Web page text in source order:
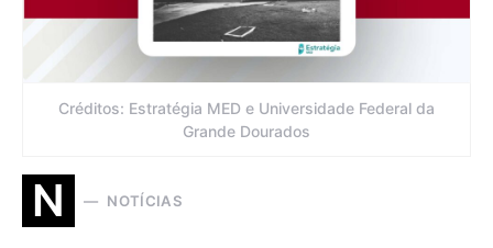
Créditos: Estratégia MED e Universidade Federal da
Grande Dourados
N NOTÍCIAS